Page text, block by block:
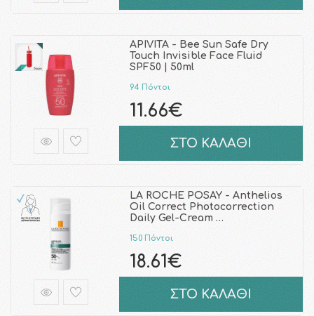
APIVITA - Bee Sun Safe Dry
Touch Invisible Face Fluid
SPF50 | 50ml
94 Πόντοι
11.66€
ΣΤΟ ΚΑΛΑΘΙ
LA ROCHE POSAY - Anthelios
Oil Correct Photocorrection
Daily Gel-Cream …
150 Πόντοι
18.61€
ΣΤΟ ΚΑΛΑΘΙ